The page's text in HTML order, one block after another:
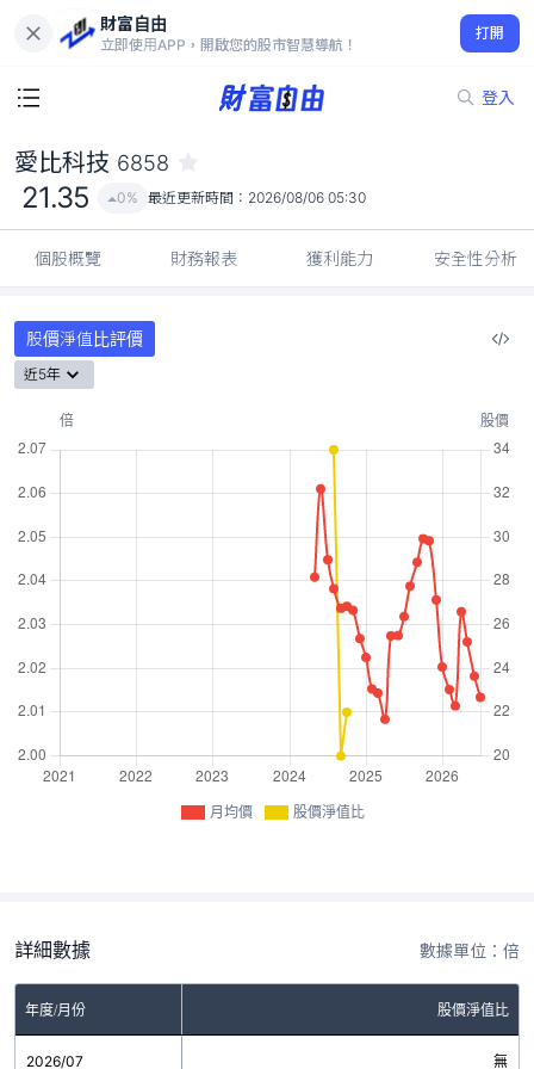
財富自由
立即使用APP，開啟您的股市智慧導航！
打開
登入
21.35
0%
愛比科技 6858
21.35 0% 最近更新時間： 2026/08/06 05:30
個股概覽 財務報表 獲利能力 安全性分析
股價淨值比評價
近5年
月均價 股價淨值比
詳細數據 數據單位：倍
年度/月份 股價淨值比
2026/07 無